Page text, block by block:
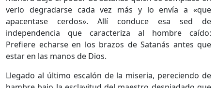
verlo degradarse cada vez más y lo envía a «que
apacentase cerdos». Allí conduce esa sed de
independencia que caracteriza al hombre caído:
Prefiere echarse en los brazos de Satanás antes que
estar en las manos de Dios.
Llegado al último escalón de la miseria, pereciendo de